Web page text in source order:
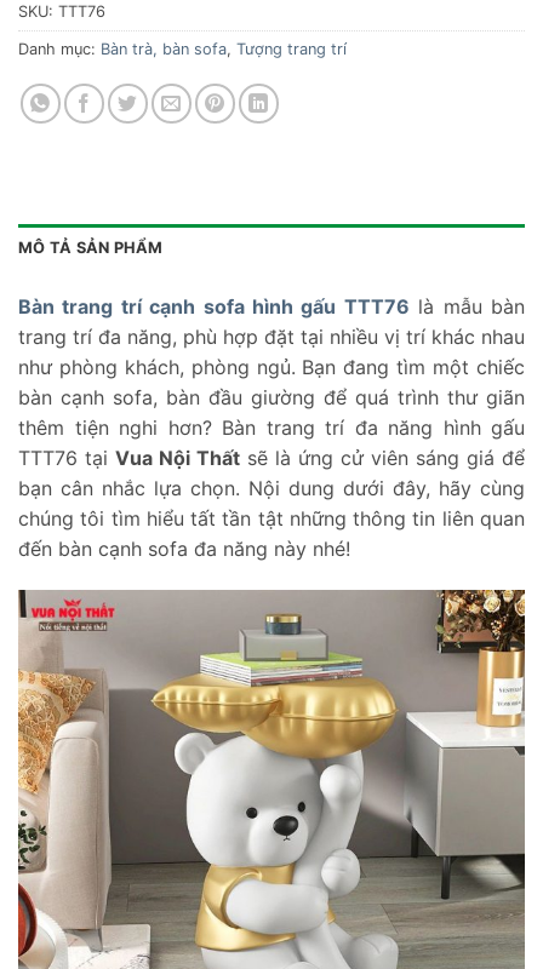
SKU: TTT76
Danh mục: Bàn trà, bàn sofa, Tượng trang trí
MÔ TẢ SẢN PHẨM
Bàn trang trí cạnh sofa hình gấu TTT76 là mẫu bàn
trang trí đa năng, phù hợp đặt tại nhiều vị trí khác nhau
như phòng khách, phòng ngủ. Bạn đang tìm một chiếc
bàn cạnh sofa, bàn đầu giường để quá trình thư giãn
thêm tiện nghi hơn? Bàn trang trí đa năng hình gấu
TTT76 tại Vua Nội Thất sẽ là ứng cử viên sáng giá để
bạn cân nhắc lựa chọn. Nội dung dưới đây, hãy cùng
chúng tôi tìm hiểu tất tần tật những thông tin liên quan
đến bàn cạnh sofa đa năng này nhé!